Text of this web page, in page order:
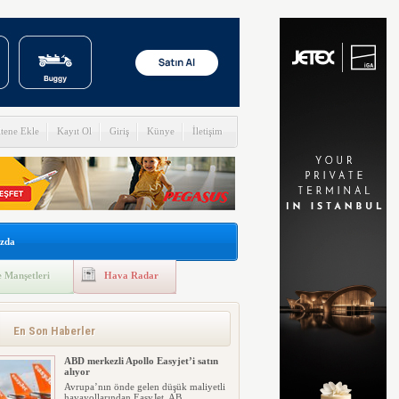
Ekle Kayıt Ol Giriş Künye İletişim
Manşetleri Hava Radar
En Son Haberler
ABD merkezli Apollo Easyjet’i satın
alıyor
Avrupa’nın önde gelen düşük maliyetli